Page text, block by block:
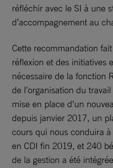
réfléchir avec le SI à une
d’accompagnement au
Cette recommandation
réflexion et des initiatives
nécessaire de la fonction
de l’organisation du
mise en place d’un
depuis janvier 2017, un
cours qui nous conduira
en CDI fin 2019, et 240
de la gestion a été